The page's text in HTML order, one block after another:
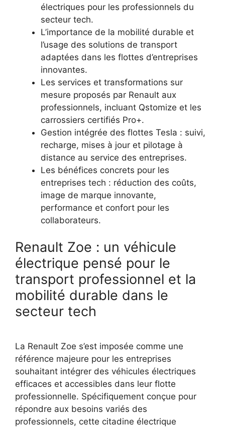
électriques pour les professionnels du
secteur tech.
L’importance de la mobilité durable et
l’usage des solutions de transport
adaptées dans les flottes d’entreprises
innovantes.
Les services et transformations sur
mesure proposés par Renault aux
professionnels, incluant Qstomize et les
carrossiers certifiés Pro+.
Gestion intégrée des flottes Tesla : suivi,
recharge, mises à jour et pilotage à
distance au service des entreprises.
Les bénéfices concrets pour les
entreprises tech : réduction des coûts,
image de marque innovante,
performance et confort pour les
collaborateurs.
Renault Zoe : un véhicule
électrique pensé pour le
transport professionnel et la
mobilité durable dans le
secteur tech
La Renault Zoe s’est imposée comme une
référence majeure pour les entreprises
souhaitant intégrer des véhicules électriques
efficaces et accessibles dans leur flotte
professionnelle. Spécifiquement conçue pour
répondre aux besoins variés des
professionnels, cette citadine électrique